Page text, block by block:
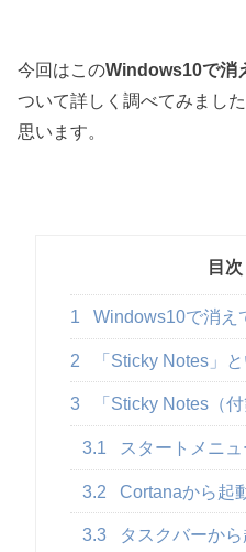
今回はこのWindows10で消
ついて詳しく調べてみまし
思います。
目次
1 Windows10で消え
2 「Sticky Notes」
3 「Sticky Notes（
3.1 スタートメニ
3.2 Cortanaから起
3.3 タスクバーから